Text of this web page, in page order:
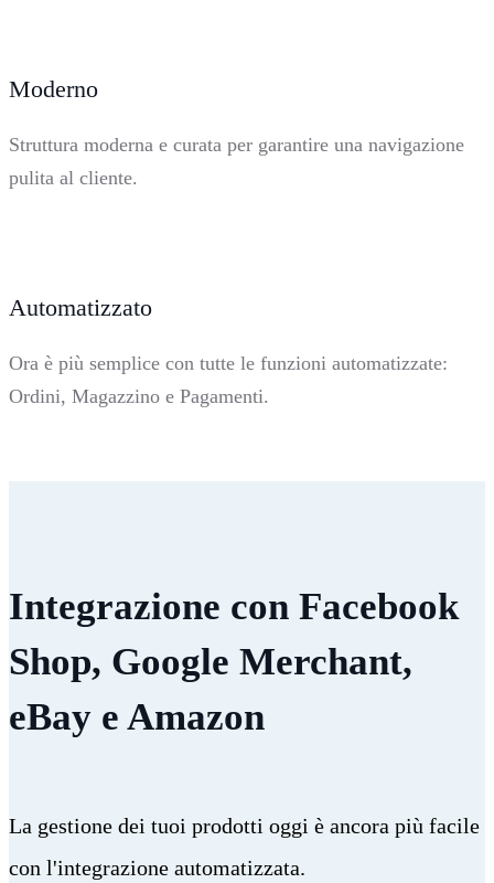
Moderno
Struttura moderna e curata per garantire una navigazione
pulita al cliente.
Automatizzato
Ora è più semplice con tutte le funzioni automatizzate:
Ordini, Magazzino e Pagamenti.
Integrazione con Facebook
Shop, Google Merchant,
eBay e Amazon
La gestione dei tuoi prodotti oggi è ancora più facile
con l'integrazione automatizzata.